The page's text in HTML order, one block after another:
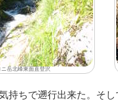
ニ岳北峰東面直登沢
持ちで遡行出来た。そ